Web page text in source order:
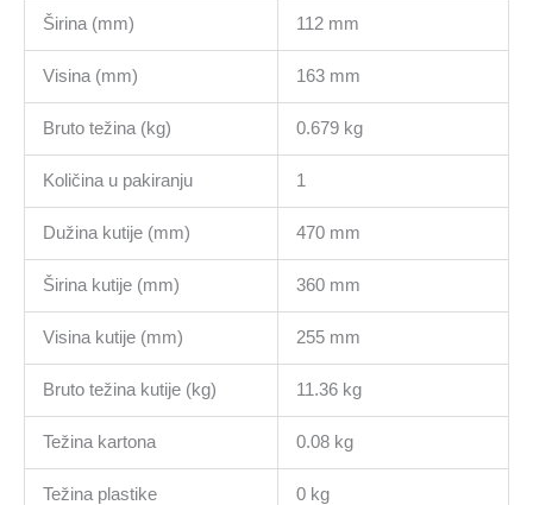
Širina (mm) 112 mm
Visina (mm) 163 mm
Bruto težina (kg) 0.679 kg
Količina u pakiranju 1
Dužina kutije (mm) 470 mm
Širina kutije (mm) 360 mm
Visina kutije (mm) 255 mm
Bruto težina kutije (kg) 11.36 kg
Težina kartona 0.08 kg
Težina plastike 0 kg